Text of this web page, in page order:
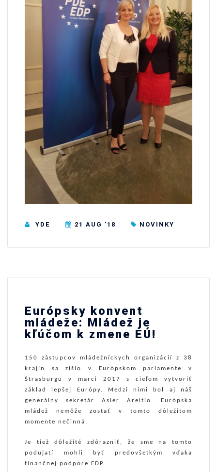
YDE 21 AUG ’18 NOVINKY
Európsky konvent
mládeže: Mládež je
kľúčom k zmene EÚ!
150 zástupcov mládežníckych organizácií z 38
krajín sa zišlo v Európskom parlamente v
Štrasburgu v marci 2017 s cieľom vytvoriť
základ lepšej Európy. Medzi nimi bol aj náš
generálny sekretár Asier Areitio. Európska
mládež nemôže zostať v tomto dôležitom
momente nečinná.
Je tiež dôležité zdôrazniť, že sme na tomto
podujatí mohli byť predovšetkým vďaka
finančnej podpore EDP.